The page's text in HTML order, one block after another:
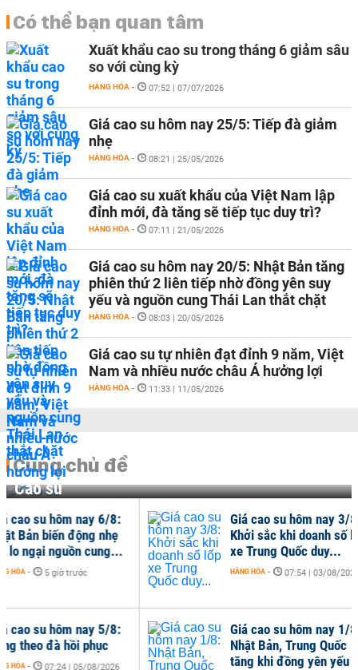
Có thể bạn quan tâm
Xuất khẩu cao su trong tháng 6 giảm sâu
so với cùng kỳ
HÀNG HÓA - 07:52 | 07/07/2026
Giá cao su hôm nay 25/5: Tiếp đà giảm
nhẹ
HÀNG HÓA - 08:21 | 25/05/2026
Giá cao su xuất khẩu của Việt Nam lập
đỉnh mới, đà tăng sẽ tiếp tục duy trì?
HÀNG HÓA - 07:11 | 21/05/2026
Giá cao su hôm nay 20/5: Nhật Bản tăng
phiên thứ 2 liên tiếp nhờ đồng yên suy
yếu và nguồn cung Thái Lan thắt chặt
HÀNG HÓA - 08:03 | 20/05/2026
Giá cao su tự nhiên đạt đỉnh 9 năm, Việt
Nam và nhiều nước châu Á hưởng lợi
HÀNG HÓA - 11:33 | 11/05/2026
Cùng chủ đề
Cao su
Giá cao su hôm nay 3/8:
Khởi sắc khi doanh số lốp
xe Trung Quốc duy...
07:54 | 03/08/2026
Giá cao su hôm nay 1/8:
Nhật Bản, Trung Quốc
tăng khi đồng yên yếu
HÀNG